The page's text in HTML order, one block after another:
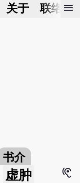
关于 联络我
menu
书介
虚肿
hearing